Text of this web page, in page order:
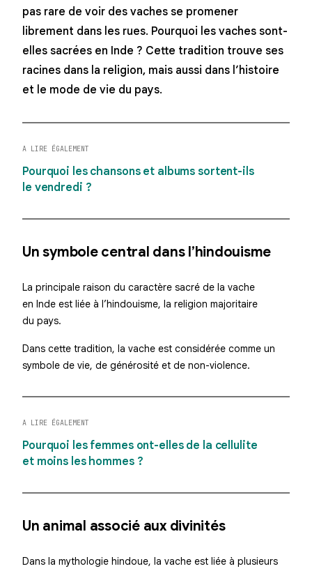
pas rare de voir des vaches se promener
librement dans les rues. Pourquoi les vaches sont-
elles sacrées en Inde ? Cette tradition trouve ses
racines dans la religion, mais aussi dans l’histoire
et le mode de vie du pays.
A LIRE ÉGALEMENT
Pourquoi les chansons et albums sortent-ils
le vendredi ?
Un symbole central dans l’hindouisme
La principale raison du caractère sacré de la vache
en Inde est liée à l’hindouisme, la religion majoritaire
du pays.
Dans cette tradition, la vache est considérée comme un
symbole de vie, de générosité et de non-violence.
A LIRE ÉGALEMENT
Pourquoi les femmes ont-elles de la cellulite
et moins les hommes ?
Un animal associé aux divinités
Dans la mythologie hindoue, la vache est liée à plusieurs